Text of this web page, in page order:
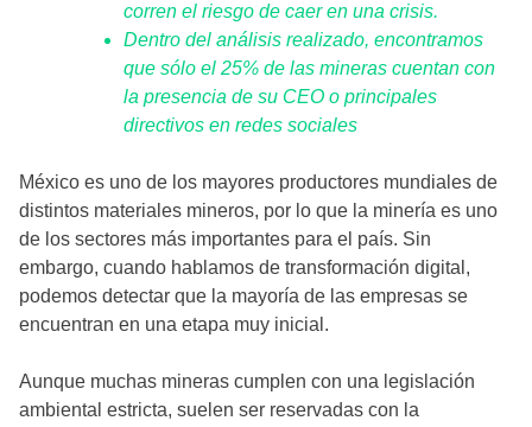
corren el riesgo de caer en una crisis.
Dentro del análisis realizado, encontramos
que sólo el 25% de las mineras cuentan con
la presencia de su CEO o principales
directivos en redes sociales
México es uno de los mayores productores mundiales de
distintos materiales mineros, por lo que la minería es uno
de los sectores más importantes para el país. Sin
embargo, cuando hablamos de transformación digital,
podemos detectar que la mayoría de las empresas se
encuentran en una etapa muy inicial.
Aunque muchas mineras cumplen con una legislación
ambiental estricta, suelen ser reservadas con la